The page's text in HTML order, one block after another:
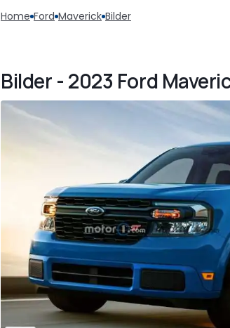
Home Ford Maverick Bilder
Bilder - 2023 Ford